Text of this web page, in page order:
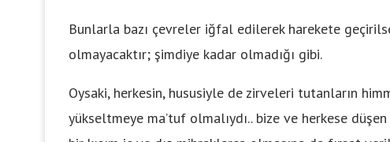
Bunlarla bazı çevreler iğfal edilerek harekete
olmayacaktır; şimdiye kadar olmadığı gibi.
Oysaki, herkesin, hususiyle de zirveleri tutanların
yükseltmeye ma’tuf olmalıydı.. bize ve herkese